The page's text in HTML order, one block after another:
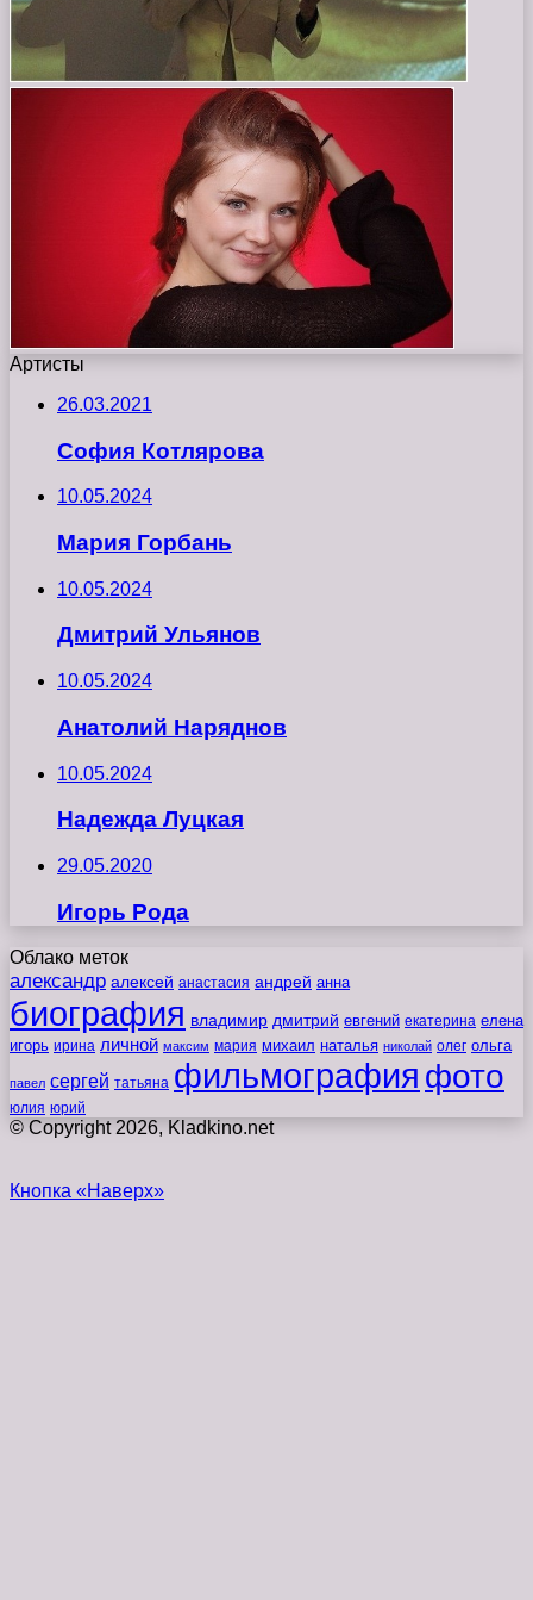
Артисты
26.03.2021
София Котлярова
10.05.2024
Мария Горбань
10.05.2024
Дмитрий Ульянов
10.05.2024
Анатолий Наряднов
10.05.2024
Надежда Луцкая
29.05.2020
Игорь Рода
Облако меток
александр алексей анастасия андрей анна
биография владимир дмитрий евгений екатерина елена
игорь ирина личной максим мария михаил наталья николай олег ольга
павел сергей татьяна фильмография фото
юлия юрий
© Copyright 2026, Kladkino.net
Кнопка «Наверх»